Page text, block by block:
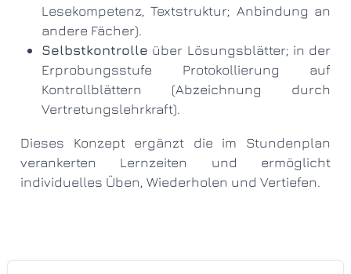
Lesekompetenz, Textstruktur; Anbindung an
andere Fächer).
Selbstkontrolle über Lösungsblätter; in der
Erprobungsstufe Protokollierung auf
Kontrollblättern (Abzeichnung durch
Vertretungslehrkraft).
Dieses Konzept ergänzt die im Stundenplan
verankerten Lernzeiten und ermöglicht
individuelles Üben, Wiederholen und Vertiefen.